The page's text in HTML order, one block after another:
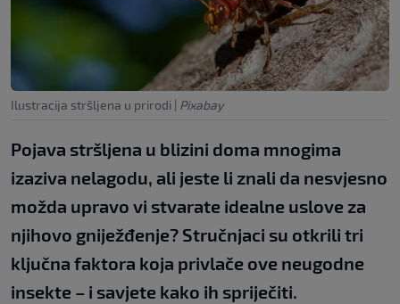
Ilustracija stršljena u prirodi | Pixabay
Pojava stršljena u blizini doma mnogima
izaziva nelagodu, ali jeste li znali da nesvjesno
možda upravo vi stvarate idealne uslove za
njihovo gniježđenje? Stručnjaci su otkrili tri
ključna faktora koja privlače ove neugodne
insekte – i savjete kako ih spriječiti.